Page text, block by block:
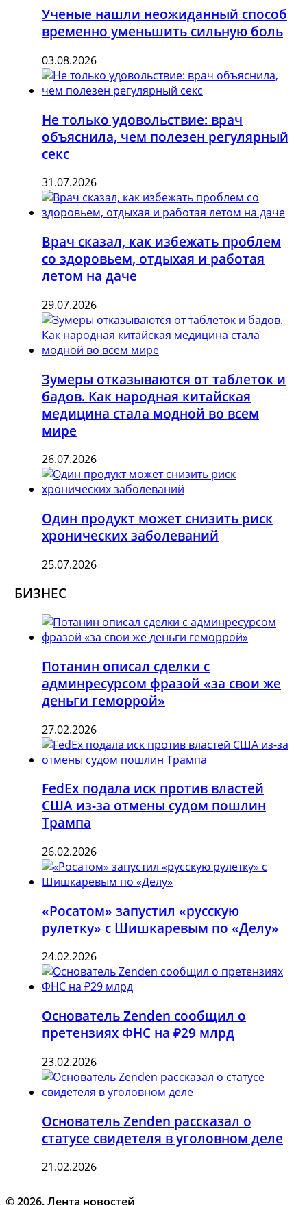
Ученые нашли неожиданный способ
временно уменьшить сильную боль
03.08.2026
Не только удовольствие: врач
объяснила, чем полезен регулярный
секс
31.07.2026
Врач сказал, как избежать проблем
со здоровьем, отдыхая и работая
летом на даче
29.07.2026
Зумеры отказываются от таблеток и
бадов. Как народная китайская
медицина стала модной во всем
мире
26.07.2026
Один продукт может снизить риск
хронических заболеваний
25.07.2026
БИЗНЕС
Потанин описал сделки с
админресурсом фразой «за свои же
деньги геморрой»
27.02.2026
FedEx подала иск против властей
США из-за отмены судом пошлин
Трампа
26.02.2026
«Росатом» запустил «русскую
рулетку» с Шишкаревым по «Делу»
24.02.2026
Основатель Zenden сообщил о
претензиях ФНС на ₽29 млрд
23.02.2026
Основатель Zenden рассказал о
статусе свидетеля в уголовном деле
21.02.2026
© 2026. Лента новостей